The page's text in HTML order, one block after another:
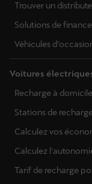
Trouver un
Solutions de
Véhicules
Voitures
Recharge à domicile
Stations de
Calculez vos
Calculez
Tarif de recharge